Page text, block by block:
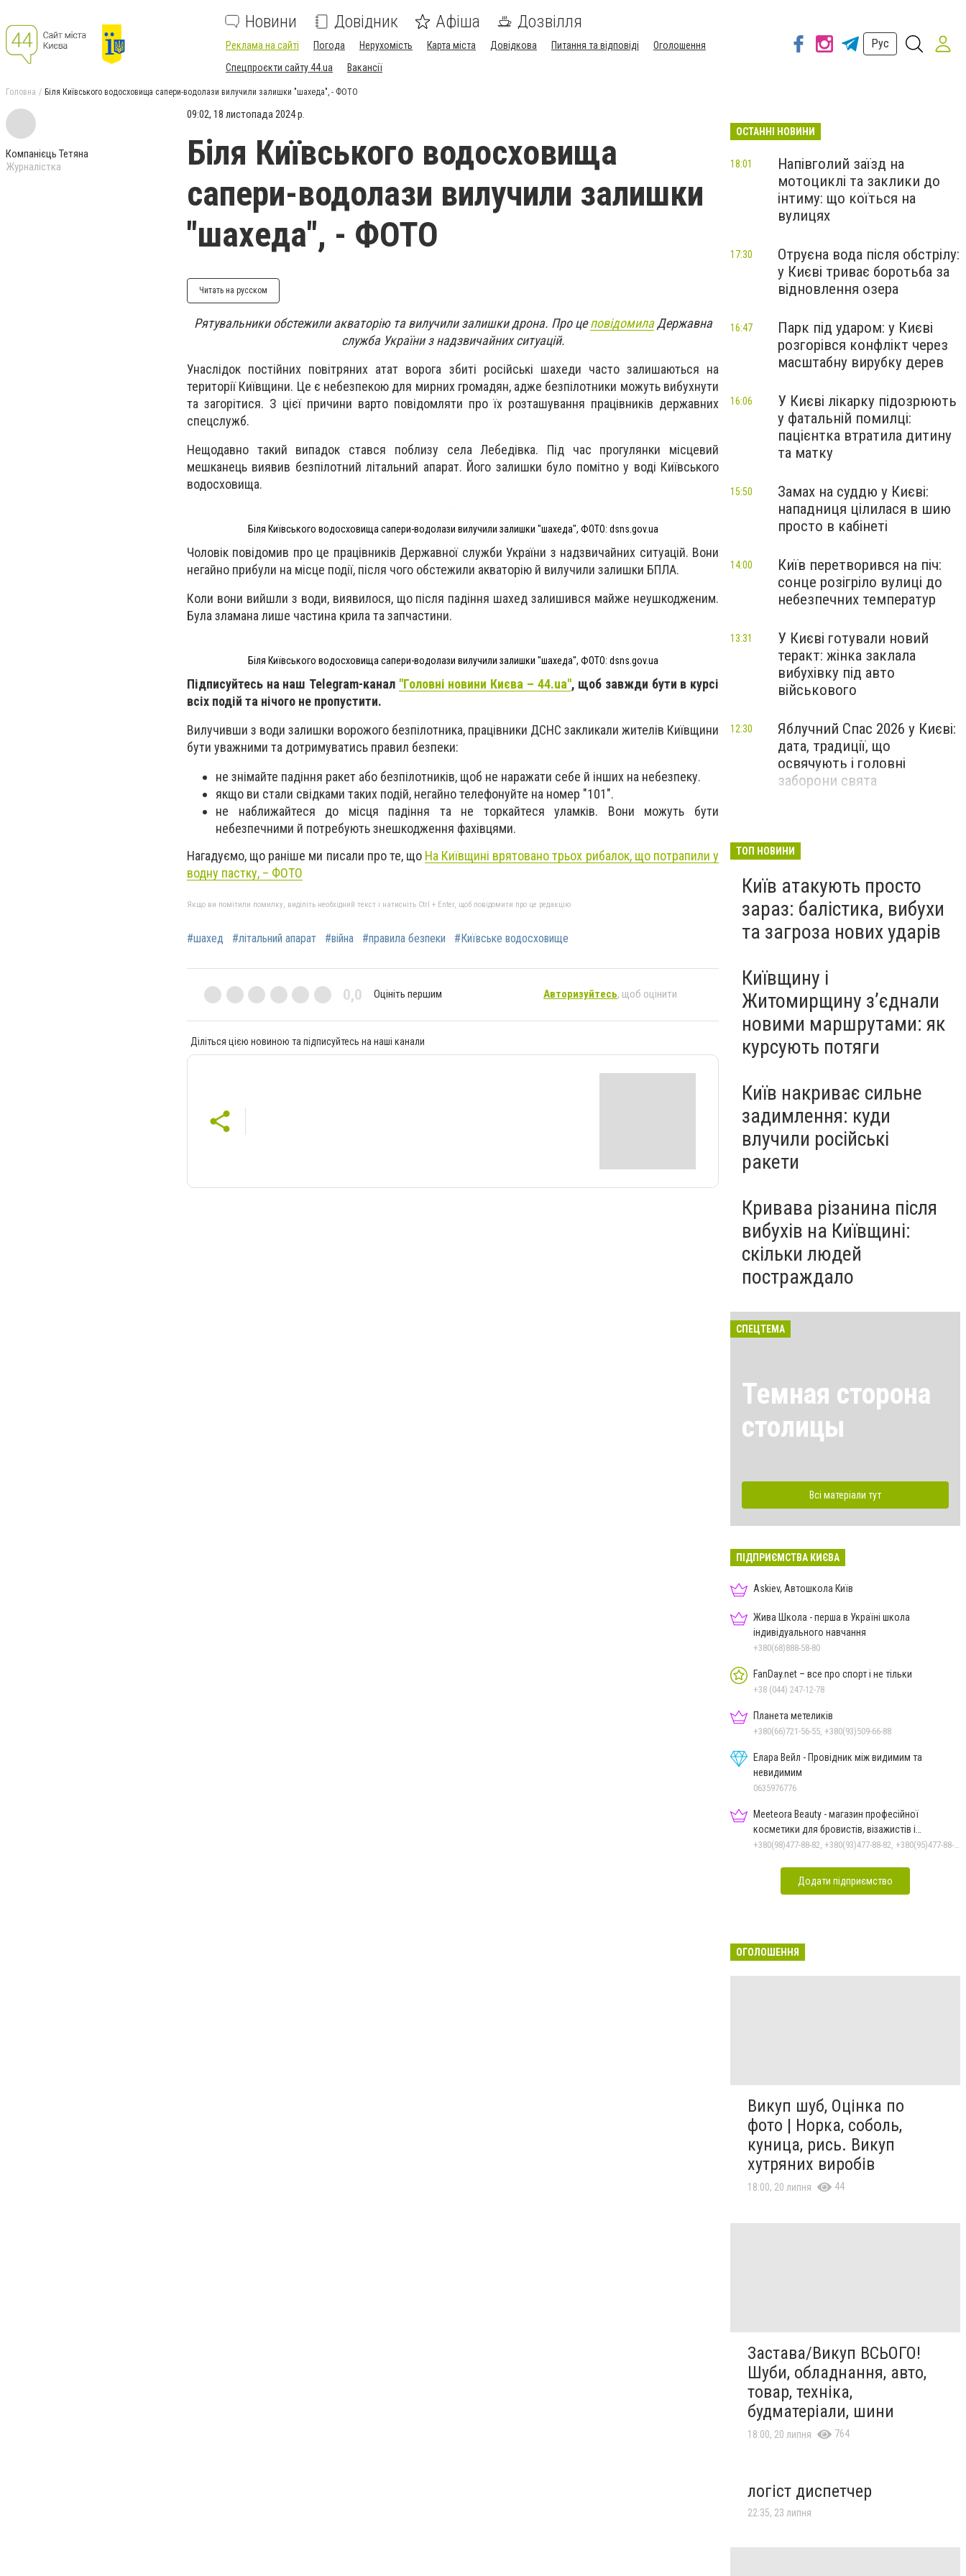
Новини Довідник Афіша Дозвілля
Реклама на сайті Погода Нерухомість Карта міста Довідкова Питання та відповіді
Оголошення
Спецпроєкти сайту 44.ua
Вакансії
Рус
Головна Біля Київського водосховища сапери-водолази вилучили залишки "шахеда", - ФОТО
Компанієць Тетяна
Журналістка
09:02, 18 листопада 2024 р.
Біля Київського водосховища
сапери-водолази вилучили залишки
"шахеда", - ФОТО
Читать на русском
Рятувальники обстежили акваторію та вилучили залишки дрона. Про цеповідомилаДержавна
служба України з надзвичайних ситуацій.
Унаслідок постійних повітряних атат ворога збиті російські шахеди часто залишаються на
території Київщини. Це є небезпекою для мирних громадян, адже безпілотники можуть вибухнути
та загорітися. З цієї причини варто повідомляти про їх розташування працівників державних
спецслужб.
Нещодавно такий випадок стався поблизу села Лебедівка. Під час прогулянки місцевий
мешканець виявив безпілотний літальний апарат. Його залишки було помітно у воді Київського
водосховища.
Біля Київського водосховища сапери-водолази вилучили залишки "шахеда", ФОТО: dsns.gov.ua
Чоловік повідомив про це працівників Державної служби України з надзвичайних ситуацій. Вони
негайно прибули на місце події, після чого обстежили акваторію й вилучили залишки БПЛА.
Коли вони вийшли з води, виявилося, що після падіння шахед залишився майже неушкодженим.
Була зламана лише частина крила та запчастини.
Біля Київського водосховища сапери-водолази вилучили залишки "шахеда", ФОТО: dsns.gov.ua
Підписуйтесь на наш Telegram-канал "Головні новини Києва – 44.ua", щоб завжди бути в курсі
всіх подій та нічого не пропустити.
Вилучивши з води залишки ворожого безпілотника, працівники ДСНС закликали жителів Київщини
бути уважними та дотримуватись правил безпеки:
не знімайте падіння ракет або безпілотників, щоб не наражати себе й інших на небезпеку.
якщо ви стали свідками таких подій, негайно телефонуйте на номер "101".
не наближайтеся до місця падіння та не торкайтеся уламків. Вони можуть бути
небезпечними й потребують знешкодження фахівцями.
Нагадуємо, що раніше ми писали про те, що На Київщині врятовано трьох рибалок, що потрапили у
водну пастку, – ФОТО
Якщо ви помітили помилку, виділіть необхідний текст і натисніть Ctrl + Enter, щоб повідомити про це редакцію
#шахед #літальний апарат #війна #правила безпеки #Київське водосховище
0,0 Оцініть першим Авторизуйтесь, щоб оцінити
Діліться цією новиною та підписуйтесь на наші канали
ОСТАННІ НОВИНИ
Напівголий заїзд на
мотоциклі та заклики до
інтиму: що коїться на
вулицях
18:01
Отруєна вода після обстрілу:
у Києві триває боротьба за
відновлення озера
17:30
Парк під ударом: у Києві
розгорівся конфлікт через
масштабну вирубку дерев
16:47
У Києві лікарку підозрюють
у фатальній помилці:
пацієнтка втратила дитину
та матку
16:06
Замах на суддю у Києві:
нападниця цілилася в шию
просто в кабінеті
15:50
Київ перетворився на піч:
сонце розігріло вулиці до
небезпечних температур
14:00
У Києві готували новий
теракт: жінка заклала
вибухівку під авто
військового
13:31
Яблучний Спас 2026 у Києві:
дата, традиції, що
освячують і головні
заборони свята
12:30
ТОП НОВИНИ
Київ атакують просто
зараз: балістика, вибухи
та загроза нових ударів
Київщину і
Житомирщину з’єднали
новими маршрутами: як
курсують потяги
Київ накриває сильне
задимлення: куди
влучили російські
ракети
Кривава різанина після
вибухів на Київщині:
скільки людей
постраждало
СПЕЦТЕМА
Темная сторона
столицы
Всі матеріали тут
ПІДПРИЄМСТВА КИЄВА
Askiev, Автошкола Київ
Жива Школа - перша в Україні школа
індивідуального навчання
+380(68)888-58-80
FanDay.net – все про спорт і не тільки
+38 (044) 247-12-78
Планета метеликів
+380(66)721-56-55, +380(93)509-66-88
Елара Вейл - Провідник між видимим та
невидимим
0635976776
Meeteora Beauty - магазин професійної
косметики для бровистів, візажистів і
ламімейкерів
Додати підприємство
ОГОЛОШЕННЯ
Викуп шуб, Оцінка по
фото | Норка, соболь,
куница, рись. Викуп
хутряних виробів
18:00, 20 липня 44
Застава/Викуп ВСЬОГО!
Шуби, обладнання, авто,
товар, техніка,
будматеріали, шини
18:00, 20 липня 764
логіст диспетчер
22:35, 23 липня